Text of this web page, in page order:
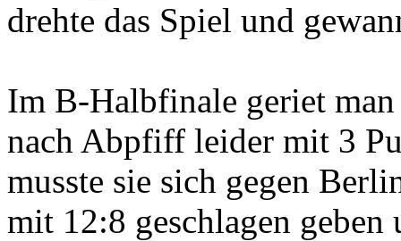
drehte das Spiel und
Im B-Halbfinale geriet
nach Abpfiff leider mit 3
musste sie sich gegen
mit 12:8 geschlagen